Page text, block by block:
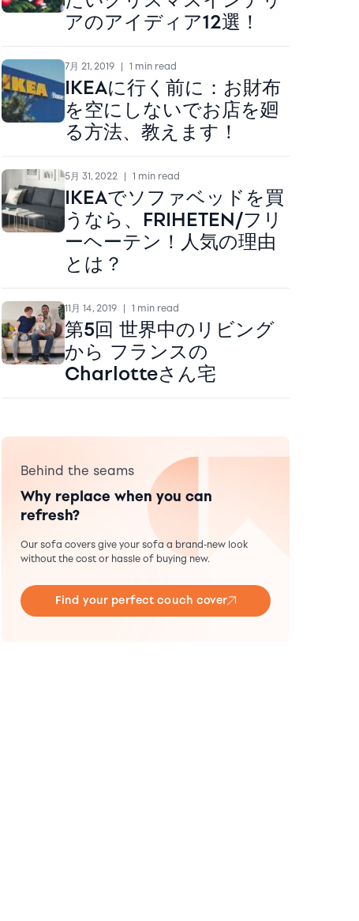
アのアイディア12選！
7月 21, 2019 | 1 min read
IKEAに行く前に：お財布
を空にしないでお店を廻
る方法、教えます！
5月 31, 2022 | 1 min read
IKEAでソファベッドを買
うなら、FRIHETEN/フリ
ーヘーテン！人気の理由
とは？
11月 14, 2019 | 1 min read
第5回 世界中のリビング
から フランスの
Charlotteさん宅
Behind the seams
Why replace when you can
refresh?
Our sofa covers give your sofa a brand-new look
without the cost or hassle of buying new.
Find your perfect couch cover